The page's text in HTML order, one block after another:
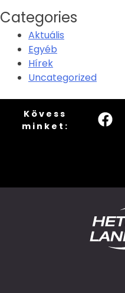
Categories
Aktuális
Egyéb
Hírek
Uncategorized
Kövess
minket: